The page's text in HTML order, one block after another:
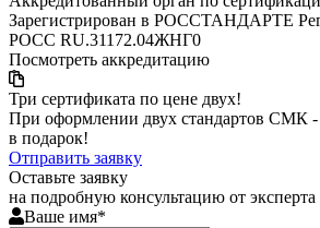
Зарегистрирован в РОССТАНДАРТЕ
РОСС RU.31172.04ЖНГ0
Посмотреть аккредитацию
Три сертификата по цене двух!
При оформлении двух стандартов СМК -
в подарок!
Отправить заявку
Оставьте заявку
на подробную консультацию от эксперта
Ваше имя*